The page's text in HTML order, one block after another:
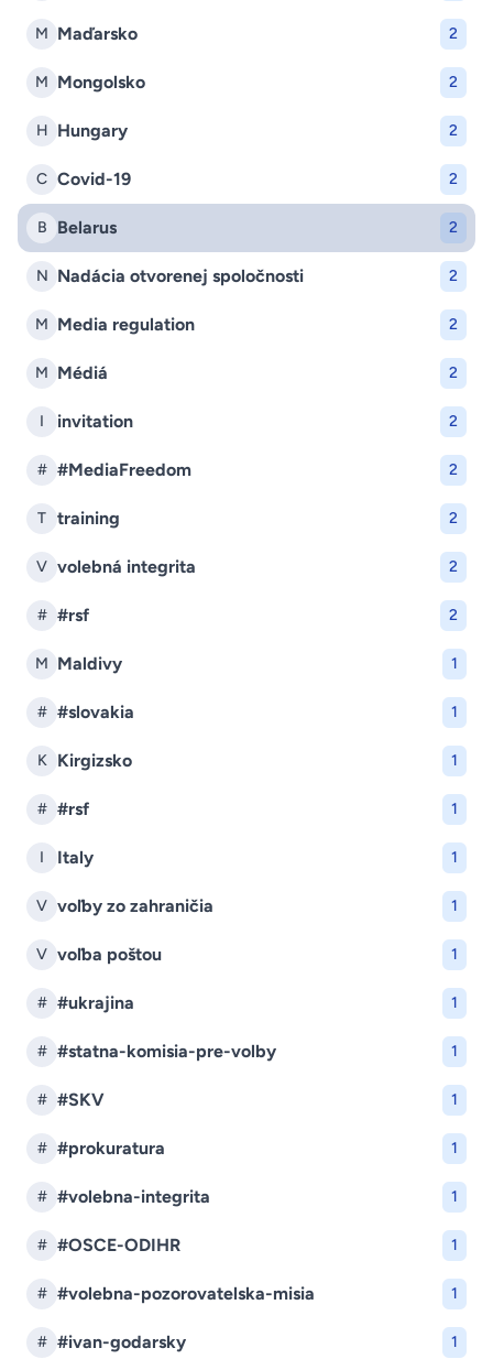
M Maďarsko 2
M Mongolsko 2
H Hungary 2
C Covid-19 2
B Belarus 2
N Nadácia otvorenej spoločnosti 2
M Media regulation 2
M Médiá 2
I invitation 2
# #MediaFreedom 2
T training 2
V volebná integrita 2
# #rsf 2
M Maldivy 1
# #slovakia 1
K Kirgizsko 1
# #rsf 1
I Italy 1
V voľby zo zahraničia 1
V voľba poštou 1
# #ukrajina 1
# #statna-komisia-pre-volby 1
# #SKV 1
# #prokuratura 1
# #volebna-integrita 1
# #OSCE-ODIHR 1
# #volebna-pozorovatelska-misia 1
# #ivan-godarsky 1